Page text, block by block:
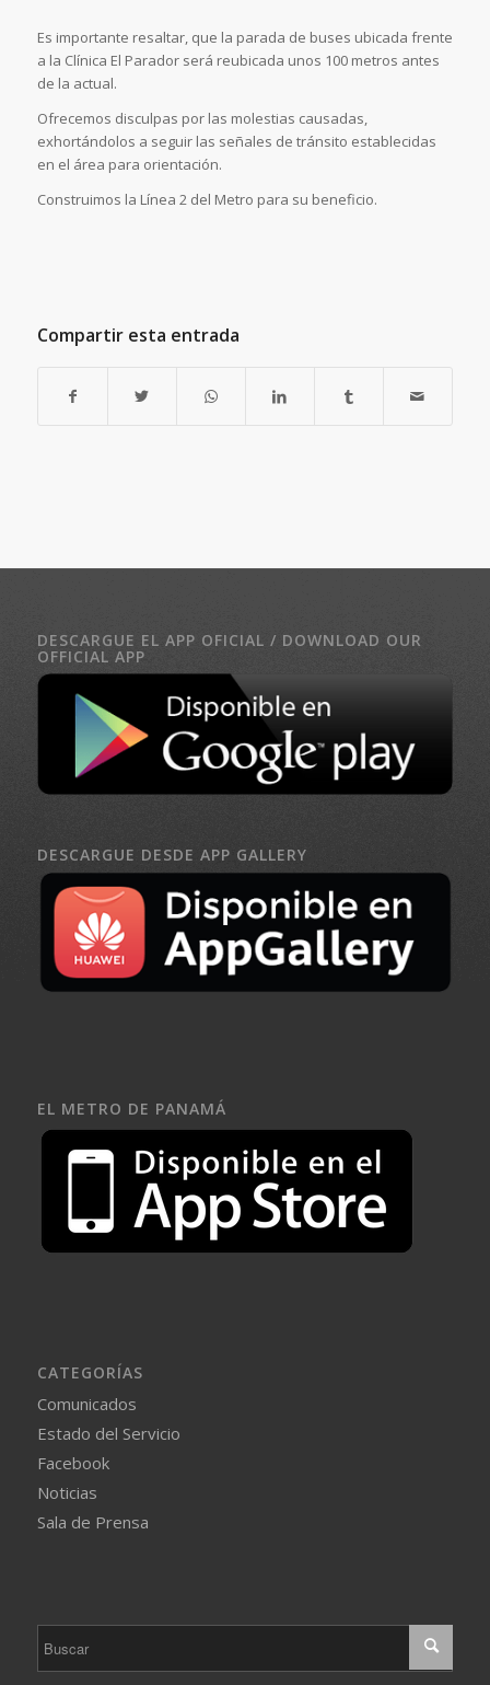
Es importante resaltar, que la parada de buses ubicada frente
a la Clínica El Parador será reubicada unos 100 metros antes
de la actual.
Ofrecemos disculpas por las molestias causadas,
exhortándolos a seguir las señales de tránsito establecidas
en el área para orientación.
Construimos la Línea 2 del Metro para su beneficio.
Compartir esta entrada
DESCARGUE EL APP OFICIAL / DOWNLOAD OUR
OFFICIAL APP
DESCARGUE DESDE APP GALLERY
EL METRO DE PANAMÁ
CATEGORÍAS
Comunicados
Estado del Servicio
Facebook
Noticias
Sala de Prensa